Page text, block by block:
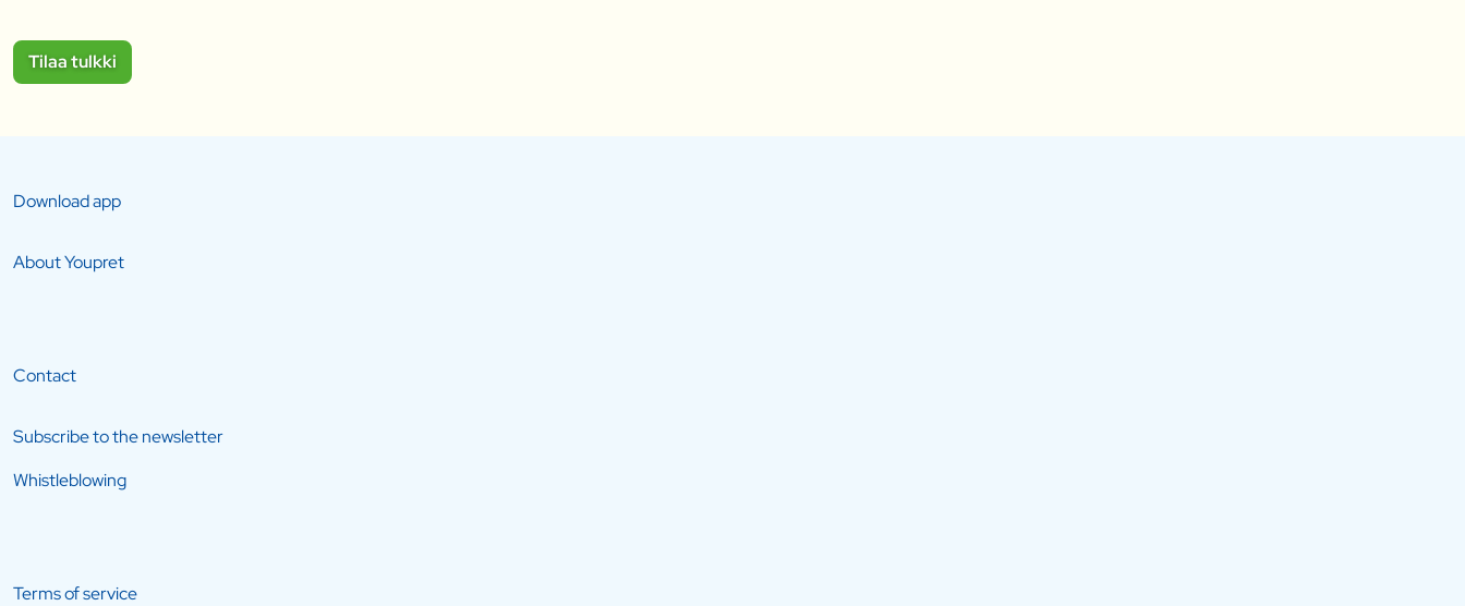
Tilaa tulkki
Download app
About Youpret
Contact
Subscribe to the newsletter
Whistleblowing
Terms of service